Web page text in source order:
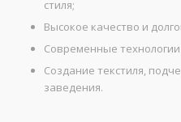
стиля;
Высокое качество и
Современные
Создание текстиля,
заведения.